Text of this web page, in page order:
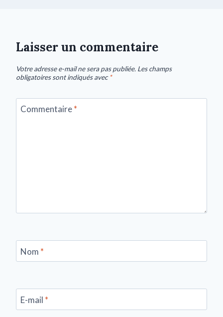
Laisser un commentaire
Votre adresse e-mail ne sera pas publiée. Les champs
obligatoires sont indiqués avec*
Commentaire*
Nom *
E-mail *